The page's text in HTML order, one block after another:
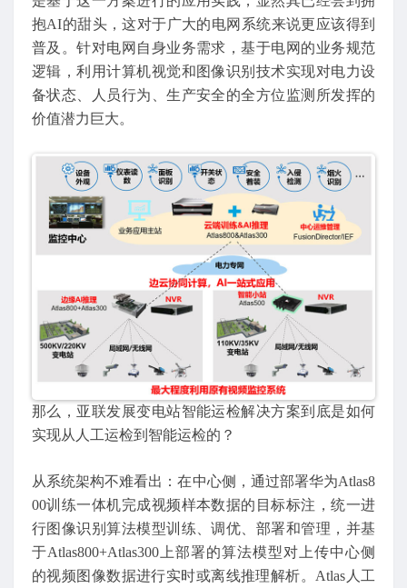
抱AI的甜头，这对于广大的电网系统来说更应该得到
普及。针对电网自身业务需求，基于电网的业务规范
逻辑，利用计算机视觉和图像识别技术实现对电力设
备状态、人员行为、生产安全的全方位监测所发挥的
价值潜力巨大。
那么，亚联发展变电站智能运检解决方案到底是如何
实现从人工运检到智能运检的？
从系统架构不难看出：在中心侧，通过部署华为Atlas8
00训练一体机完成视频样本数据的目标标注，统一进
行图像识别算法模型训练、调优、部署和管理，并基
于Atlas800+Atlas300上部署的算法模型对上传中心侧
的视频图像数据进行实时或离线推理解析。Atlas人工